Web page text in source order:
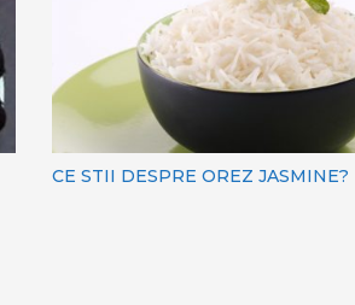
CE STII DESPRE OREZ JASMINE?